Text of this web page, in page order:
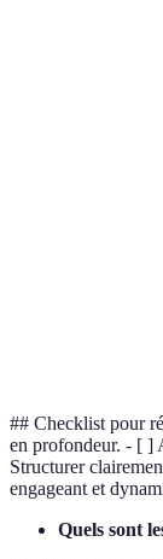
## Checklist pour
en profondeur. - [ ]
Structurer
engageant et
Quels sont